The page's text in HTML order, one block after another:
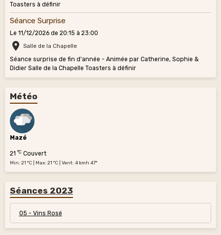
Toasters à définir
Séance Surprise
Le 11/12/2026 de 20:15 à 23:00
Salle de la Chapelle
Séance surprise de fin d'année - Animée par Catherine, Sophie &
Didier Salle de la Chapelle Toasters à définir
Météo
Mazé
21 °C Couvert
Min: 21 °C | Max: 21 °C | Vent: 4 kmh 47°
Séances 2023
05 - Vins Rosé